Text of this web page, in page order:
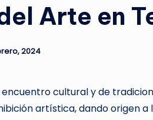
Arte en
2024
cultural y de
artística, dando origen a